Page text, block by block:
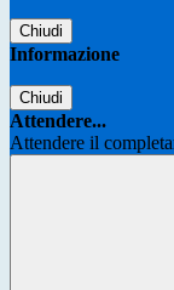
Chiudi
Informazione
Chiudi
Attendere...
Attendere il